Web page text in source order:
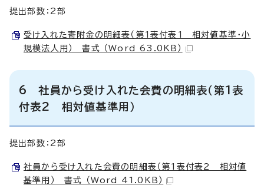
提出部数：2部
受け入れた寄附金の明細表（第1表付表1 相対値基準・小
規模法人用） 書式 （Word 63.0KB）
6 社員から受け入れた会費の明細表（第1表
付表2 相対値基準用）
提出部数：2部
社員から受け入れた会費の明細表（第1表付表2 相対値
基準用） 書式 （Word 41.0KB）